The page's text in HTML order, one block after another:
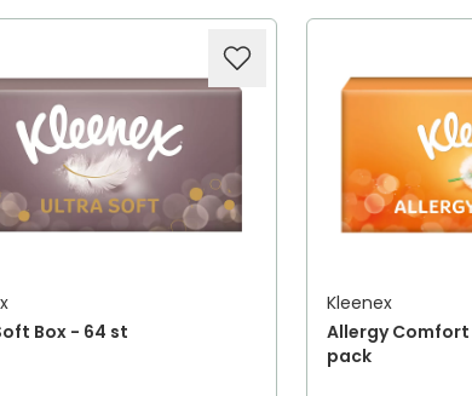
Box - 64 st
Kleenex
Allergy Comfort
pack